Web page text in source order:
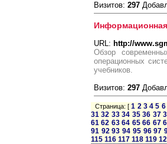
Визитов: 297
URL: http://
Обзор
операционных
учебников.
Визитов: 297
Страница: [1 2 3 4 5 6
31 32 33 34 35 36 37
61 62 63 64 65 66 67
91 92 93 94 95 96 97
115 116 117 118 119